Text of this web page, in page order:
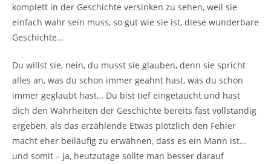
komplett in der Geschichte versinken zu sehen, weil sie
einfach wahr sein muss, so gut wie sie ist, diese wunderbare
Geschichte…
Du willst sie, nein, du musst sie glauben, denn sie spricht
alles an, was du schon immer geahnt hast, was du schon
immer geglaubt hast… Du bist tief eingetaucht und hast
dich den Wahrheiten der Geschichte bereits fast vollständig
ergeben, als das erzählende Etwas plötzlich den Fehler
macht eher beiläufig zu erwähnen, dass es ein Mann ist…
und somit – ja, heutzutage sollte man besser darauf